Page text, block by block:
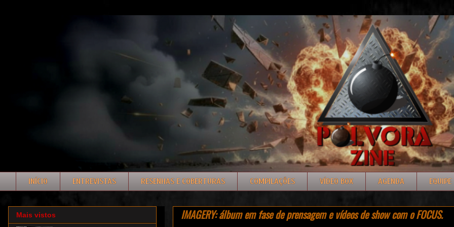
INÍCIO ENTREVISTAS RESENHAS E COBERTURAS COMPILAÇÕES VÍDEO BOX AGENDA EQUIPE
IMAGERY: álbum em fase de prensagem e vídeos de show com o FOCUS.
Mais vistos